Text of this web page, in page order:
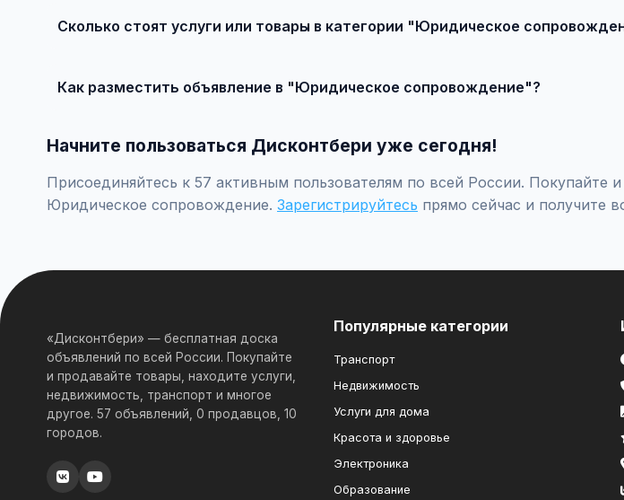
Сколько стоят услуги или товары в категории "Юридическое
Как разместить объявление в "Юридическое сопровождение"?
Начните пользоваться Дисконтбери уже сегодня!
Присоединяйтесь к 57 активным пользователям по всей России. Покупайте
Юридическое сопровождение. Зарегистрируйтесь прямо сейчас и получите
«Дисконтбери» — бесплатная доска
объявлений по всей России. Покупайте
и продавайте товары, находите услуги,
недвижимость, транспорт и многое
другое. 57 объявлений, 0 продавцов, 10
городов.
Популярные категории
Транспорт
Недвижимость
Услуги для дома
Красота и здоровье
Электроника
Образование